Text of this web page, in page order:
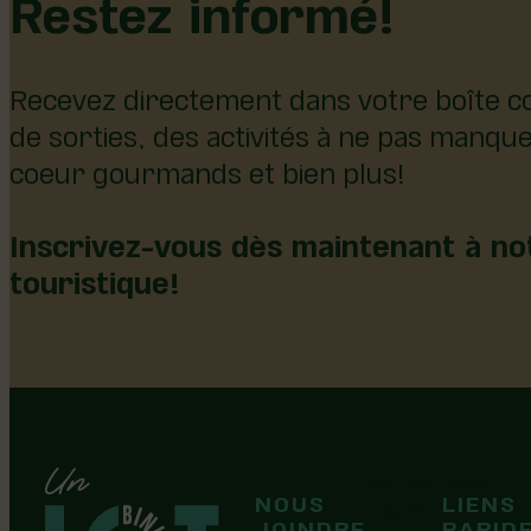
Recevez directement dans votre boîte
de sorties, des activités à ne pas
coeur gourmands et bien plus!
Inscrivez-vous dès maintenant à
touristique!
NOUS
Laurier-Station
LIENS